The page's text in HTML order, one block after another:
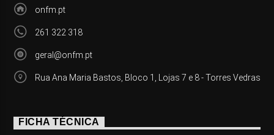
onfm.pt
261 322 318
geral@onfm.pt
Rua Ana Maria Bastos, Bloco 1, Lojas 7 e 8 - Torres Vedras
FICHA TÉCNICA